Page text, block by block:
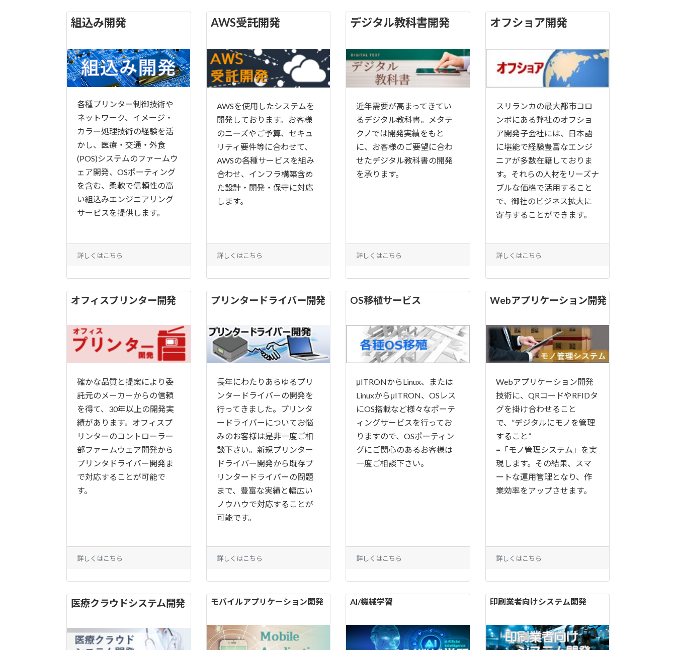
組込み開発
各種プリンター制御技術や
ネットワーク、イメージ・
カラー処理技術の経験を活
かし、医療・交通・外食
(POS)システムのファームウ
ェア開発、OSポーティング
を含む、柔軟で信頼性の高
い組込みエンジニアリング
サービスを提供します。
詳しくはこちら
AWS受託開発
AWSを使用したシステムを
開発しております。お客様
のニーズやご予算、セキュ
リティ要件等に合わせて、
AWSの各種サービスを組み
合わせ、インフラ構築含め
た設計・開発・保守に対応
します。
詳しくはこちら
デジタル教科書開発
近年需要が高まってきてい
るデジタル教科書。メタテ
クノでは開発実績をもと
に、お客様のご要望に合わ
せたデジタル教科書の開発
を承ります。
詳しくはこちら
オフショア開発
スリランカの最大都市コロ
ンボにある弊社のオフショ
ア開発子会社には、日本語
に堪能で経験豊富なエンジ
ニアが多数在籍しておりま
す。それらの人材をリーズナ
ブルな価格で活用すること
で、御社のビジネス拡大に
寄与することができます。
詳しくはこちら
オフィスプリンター開発
確かな品質と提案により委
託元のメーカーからの信頼
を得て、30年以上の開発実
績があります。オフィスプ
リンターのコントローラー
部ファームウェア開発から
プリンタドライバー開発ま
で対応することが可能で
す。
詳しくはこちら
プリンタードライバー開発
長年にわたりあらゆるプリ
ンタードライバーの開発を
行ってきました。プリンタ
ードライバーについてお悩
みのお客様は是非一度ご相
談下さい。新規プリンター
ドライバー開発から既存プ
リンタードライバーの問題
まで、豊富な実績と幅広い
ノウハウで対応することが
可能です。
詳しくはこちら
OS移植サービス
μITRONからLinux、または
LinuxからμITRON、OSレス
にOS搭載など様々なポーテ
ィングサービスを行ってお
りますので、OSポーティン
グにご関心のあるお客様は
一度ご相談下さい。
詳しくはこちら
Webアプリケーション開発
Webアプリケーション開発
技術に、QRコードやRFIDタ
グを掛け合わせること
で、”デジタルにモノを管理
すること”
=「モノ管理システム」を実
現します。その結果、スマ
ートな運用管理となり、作
業効率をアップさせます。
詳しくはこちら
医療クラウドシステム開発 モバイルアプリケーション開発 AI/機械学習 印刷業者向けシステム開発